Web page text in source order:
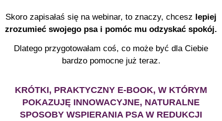
Skoro zapisałaś się na webinar, to znaczy, chcesz lepiej
zrozumieć swojego psa i pomóc mu odzyskać spokój.
Dlatego przygotowałam coś, co może być dla Ciebie
bardzo pomocne już teraz.
KRÓTKI, PRAKTYCZNY E-BOOK, W KTÓRYM
POKAZUJĘ INNOWACYJNE, NATURALNE
SPOSOBY WSPIERANIA PSA W REDUKCJI